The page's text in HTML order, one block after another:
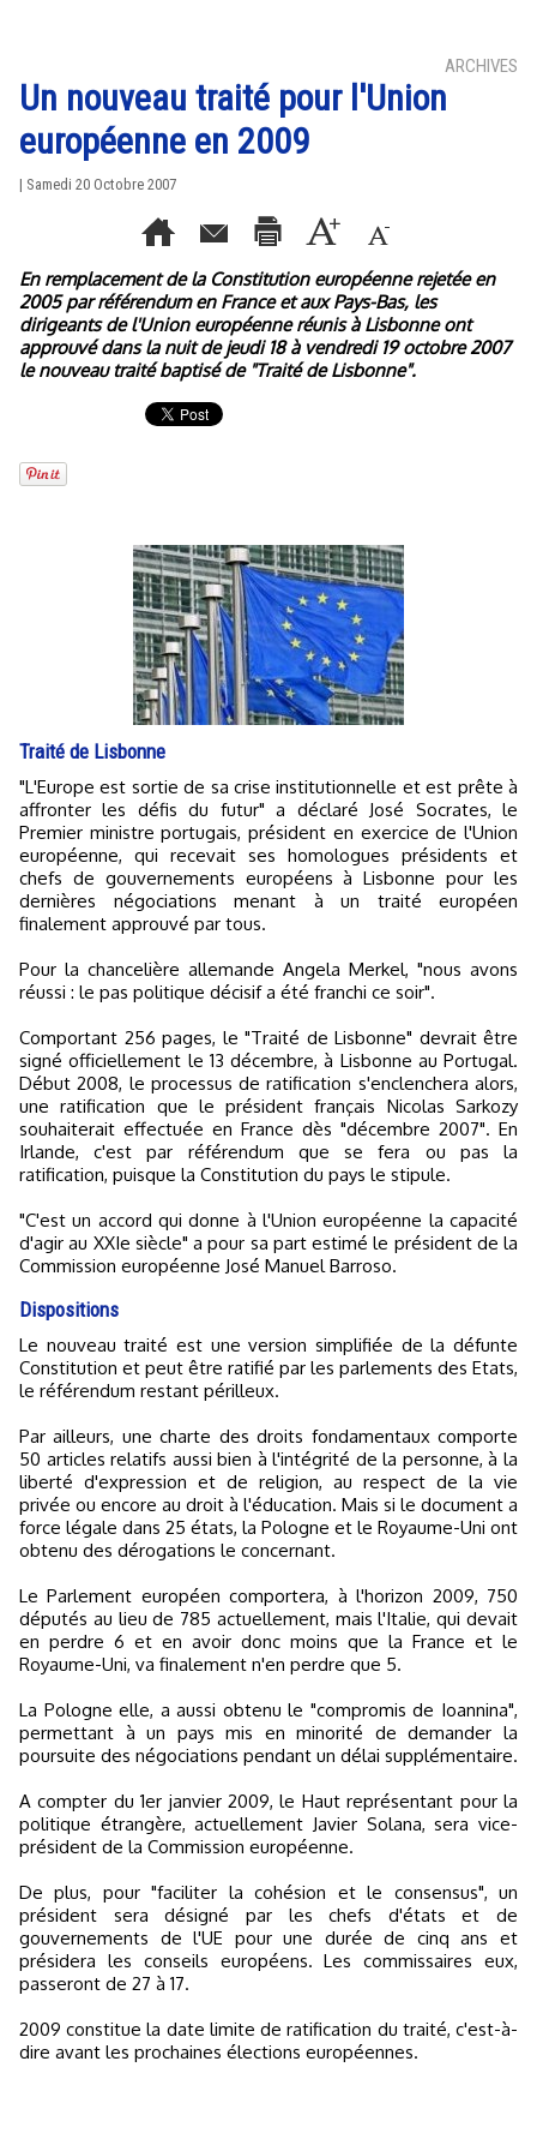
ARCHIVES
Un nouveau traité pour l'Union
européenne en 2009
| Samedi 20 Octobre 2007
En remplacement de la Constitution européenne rejetée en
2005 par référendum en France et aux Pays-Bas, les
dirigeants de l'Union européenne réunis à Lisbonne ont
approuvé dans la nuit de jeudi 18 à vendredi 19 octobre 2007
le nouveau traité baptisé de "Traité de Lisbonne".
Traité de Lisbonne
"L'Europe est sortie de sa crise institutionnelle et est prête à
affronter les défis du futur" a déclaré José Socrates, le
Premier ministre portugais, président en exercice de l'Union
européenne, qui recevait ses homologues présidents et
chefs de gouvernements européens à Lisbonne pour les
dernières négociations menant à un traité européen
finalement approuvé par tous.
Pour la chancelière allemande Angela Merkel, "nous avons
réussi : le pas politique décisif a été franchi ce soir".
Comportant 256 pages, le "Traité de Lisbonne" devrait être
signé officiellement le 13 décembre, à Lisbonne au Portugal.
Début 2008, le processus de ratification s'enclenchera alors,
une ratification que le président français Nicolas Sarkozy
souhaiterait effectuée en France dès "décembre 2007". En
Irlande, c'est par référendum que se fera ou pas la
ratification, puisque la Constitution du pays le stipule.
"C'est un accord qui donne à l'Union européenne la capacité
d'agir au XXIe siècle" a pour sa part estimé le président de la
Commission européenne José Manuel Barroso.
Dispositions
Le nouveau traité est une version simplifiée de la défunte
Constitution et peut être ratifié par les parlements des Etats,
le référendum restant périlleux.
Par ailleurs, une charte des droits fondamentaux comporte
50 articles relatifs aussi bien à l'intégrité de la personne, à la
liberté d'expression et de religion, au respect de la vie
privée ou encore au droit à l'éducation. Mais si le document a
force légale dans 25 états, la Pologne et le Royaume-Uni ont
obtenu des dérogations le concernant.
Le Parlement européen comportera, à l'horizon 2009, 750
députés au lieu de 785 actuellement, mais l'Italie, qui devait
en perdre 6 et en avoir donc moins que la France et le
Royaume-Uni, va finalement n'en perdre que 5.
La Pologne elle, a aussi obtenu le "compromis de Ioannina",
permettant à un pays mis en minorité de demander la
poursuite des négociations pendant un délai supplémentaire.
A compter du 1er janvier 2009, le Haut représentant pour la
politique étrangère, actuellement Javier Solana, sera vice-
président de la Commission européenne.
De plus, pour "faciliter la cohésion et le consensus", un
président sera désigné par les chefs d'états et de
gouvernements de l'UE pour une durée de cinq ans et
présidera les conseils européens. Les commissaires eux,
passeront de 27 à 17.
2009 constitue la date limite de ratification du traité, c'est-à-
dire avant les prochaines élections européennes.